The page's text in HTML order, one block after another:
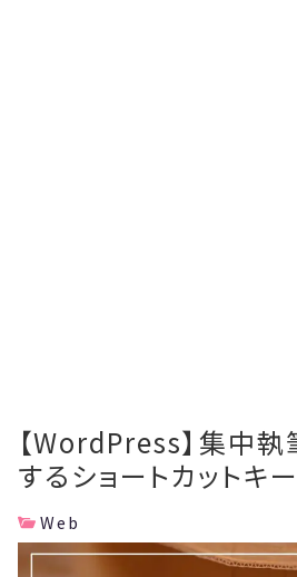
【WordPress】集中
するショートカットキー
Web